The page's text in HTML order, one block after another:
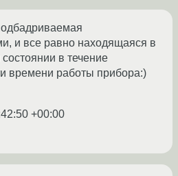
и все равно находящаяся в
в течение
времени работы прибора:)
+00:00